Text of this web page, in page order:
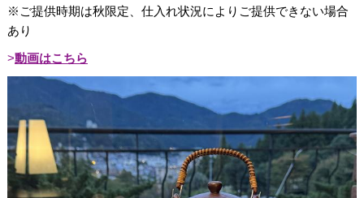
※ご提供時期は秋限定、仕入れ状況によりご提供できない場合
あり
動画はこちら